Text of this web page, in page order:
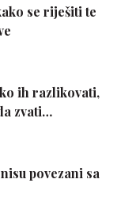
se riješiti te
ih razlikovati,
zvati…
povezani sa